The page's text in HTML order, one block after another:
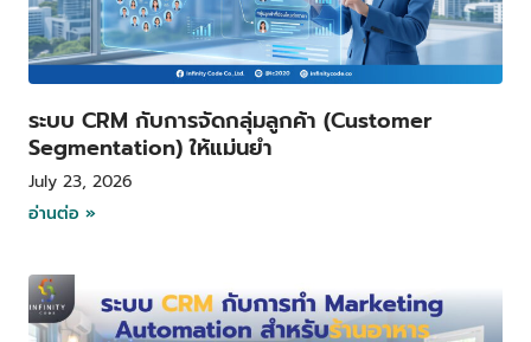
ระบบ CRM กับการจัดกลุ่มลูกค้า (Customer
Segmentation) ให้แม่นยำ
July 23, 2026
อ่านต่อ »